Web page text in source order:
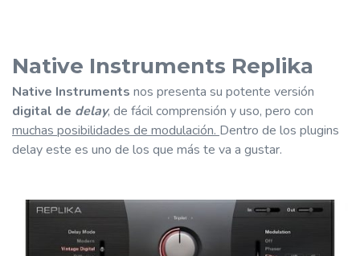
Native Instruments Replika
Native Instruments nos presenta su potente versión
digital de delay, de fácil comprensión y uso, pero con
muchas posibilidades de modulación. Dentro de los plugins
delay este es uno de los que más te va a gustar.